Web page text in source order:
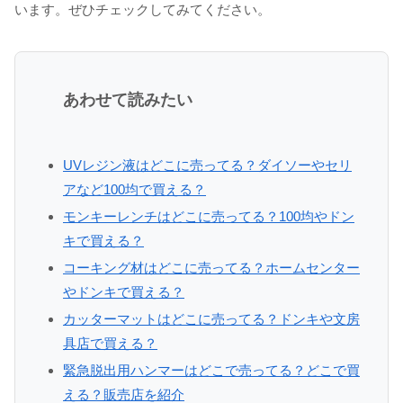
います。ぜひチェックしてみてください。
あわせて読みたい
UVレジン液はどこに売ってる？ダイソーやセリ
アなど100均で買える？
モンキーレンチはどこに売ってる？100均やドン
キで買える？
コーキング材はどこに売ってる？ホームセンター
やドンキで買える？
カッターマットはどこに売ってる？ドンキや文房
具店で買える？
緊急脱出用ハンマーはどこで売ってる？どこで買
える？販売店を紹介